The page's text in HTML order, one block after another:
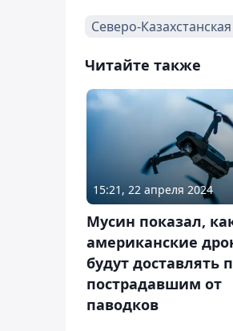
Северо-
Читайте также
15:21, 22 апреля 2024
Мусин показал,
американские
будут доставлять
пострадавшим от
паводков